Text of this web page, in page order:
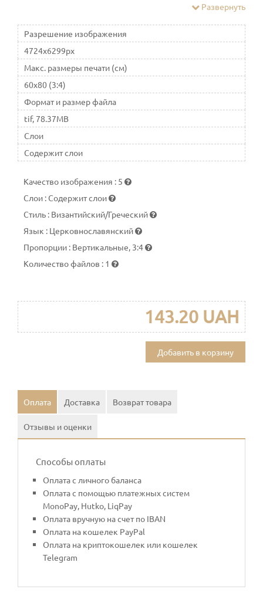
изгоняли бесов (Мк. 3:14) и говорили от его имени (Мк.
6:6–13). В силу власти, которой наделил их Христос («Кто
принимает вас, принимает Меня; а кто принимает Меня,
принимает Пославшего Меня», Мф. 10:40), после
Воскресения Христова и сошествия на них Святого Духа
апостолы начинают устройство Христианской церкви.
Развернуть
Разрешение изображения
4724x6299px
Макс. размеры печати (см)
60x80 (3:4)
Формат и размер файла
tif, 78.37MB
Слои
Содержит слои
Качество изображения : 5
Слои :Содержит слои
Стиль : Византийский/Греческий
Язык : Церковнославянский
Пропорции : Вертикальные, 3:4
Количество файлов : 1
143.20 UAH
Добавить в корзину
Оплата Доставка Возврат товара
Отзывы и оценки
Способы оплаты
Оплата с личного баланса
Оплата с помощью платежных систем
MonoPay, Hutko, LiqPay
Оплата вручную на счет по IBAN
Оплата на кошелек PayPal
Оплата на криптокошелек или кошелек
Telegram